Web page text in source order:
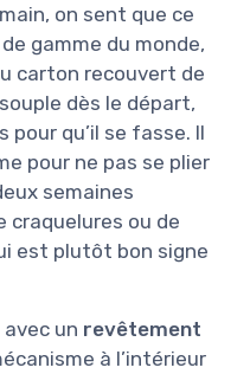
on sent que ce
gamme du monde,
carton recouvert de
dès le départ,
pour qu’il se fasse. Il
pour ne pas se plier
semaines
craquelures ou de
est plutôt bon signe
un revêtement
à l’intérieur